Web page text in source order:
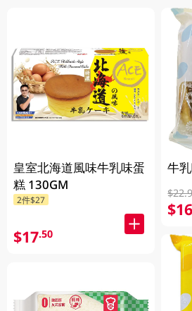
皇室北海道風味牛乳味蛋
糕 130GM
2件$27
$17.50
牛